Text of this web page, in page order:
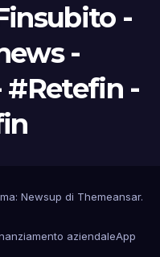
-
-
#Retefin -
Newsup di Themeansar.
aziendaleApp